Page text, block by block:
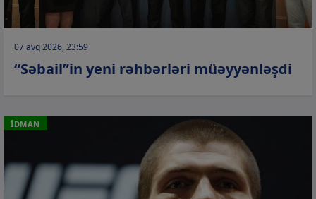
07 avq 2026, 23:59
“Səbail”in yeni rəhbərləri müəyyənləşdi
İDMAN